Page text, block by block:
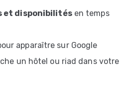
et disponibilitésen temps
apparaître sur Google
un hôtel ou riad dans votre